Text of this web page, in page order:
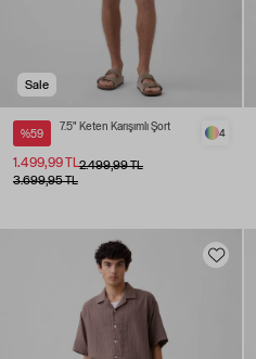
Sale
%59
7.5" Keten Karışımlı Şort
2.499,99 TL
1.499,99 TL
4
3.699,95 TL